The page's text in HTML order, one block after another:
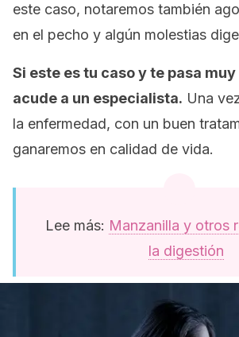
este caso, notaremos también
en el pecho y algún molestias
Si este es tu caso y te pasa muy
acude a un especialista. Una
la enfermedad, con un buen
ganaremos en calidad de vida.
Lee más: Manzanilla y otros
la digestión